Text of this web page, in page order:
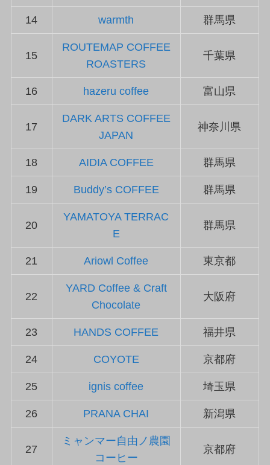
14 warmth 群馬県
15
ROUTEMAP COFFEE
ROASTERS
千葉県
16 hazeru coffee 富山県
17
DARK ARTS COFFEE
JAPAN
神奈川県
18 AIDIA COFFEE 群馬県
19 Buddy’s COFFEE 群馬県
20
YAMATOYA TERRAC
E
群馬県
21 Ariowl Coffee 東京都
22
YARD Coffee & Craft
Chocolate
大阪府
23 HANDS COFFEE 福井県
24 COYOTE 京都府
25 ignis coffee 埼玉県
26 PRANA CHAI 新潟県
27
ミャンマー自由ノ農園
コーヒー
京都府